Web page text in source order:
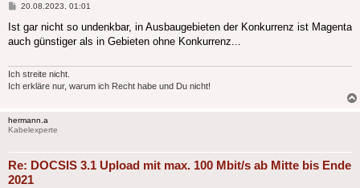
Beitrag
20.08.2023, 01:01
Ist gar nicht so undenkbar, in Ausbaugebieten der Konkurrenz ist Magenta
auch günstiger als in Gebieten ohne Konkurrenz...
Ich streite nicht.
Ich erkläre nur, warum ich Recht habe und Du nicht!
hermann.a
Kabelexperte
Re: DOCSIS 3.1 Upload mit max. 100 Mbit/s ab Mitte bis Ende
2021